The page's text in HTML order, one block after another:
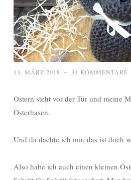
13. MÄRZ 2018 ~ 31 KOMMENTARE
Ostern steht vor der Tür und meine
Osterhasen.
Und da dachte ich mir, das ist doch
Also habe ich auch einen kleinen